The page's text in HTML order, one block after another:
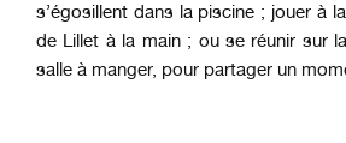
s’égosillent dans la piscine ; jouer à
de Lillet à la main ; ou se réunir sur
salle à manger, pour partager un